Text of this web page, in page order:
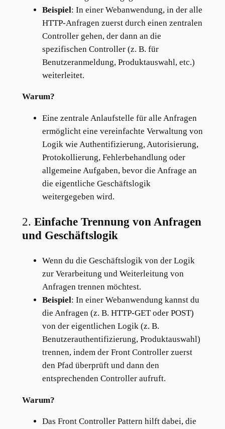
Beispiel: In einer Webanwendung, in der alle
HTTP-Anfragen zuerst durch einen zentralen
Controller gehen, der dann an die
spezifischen Controller (z. B. für
Benutzeranmeldung, Produktauswahl, etc.)
weiterleitet.
Warum?
Eine zentrale Anlaufstelle für alle Anfragen
ermöglicht eine vereinfachte Verwaltung von
Logik wie Authentifizierung, Autorisierung,
Protokollierung, Fehlerbehandlung oder
allgemeine Aufgaben, bevor die Anfrage an
die eigentliche Geschäftslogik
weitergegeben wird.
2. Einfache Trennung von Anfragen
und Geschäftslogik
Wenn du die Geschäftslogik von der Logik
zur Verarbeitung und Weiterleitung von
Anfragen trennen möchtest.
Beispiel: In einer Webanwendung kannst du
die Anfragen (z. B. HTTP-GET oder POST)
von der eigentlichen Logik (z. B.
Benutzerauthentifizierung, Produktauswahl)
trennen, indem der Front Controller zuerst
den Pfad überprüft und dann den
entsprechenden Controller aufruft.
Warum?
Das Front Controller Pattern hilft dabei, die